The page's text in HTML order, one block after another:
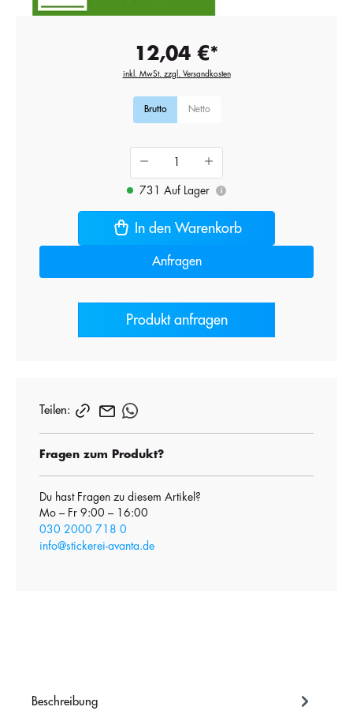
12,04 €*
inkl. MwSt. zzgl. Versandkosten
Brutto Netto
731 Auf Lager i
In den Warenkorb
Anfragen
Produkt anfragen
Teilen:
Fragen zum Produkt?
Du hast Fragen zu diesem Artikel?
Mo – Fr 9:00 – 16:00
030 2000 718 0
info@stickerei-avanta.de
Beschreibung